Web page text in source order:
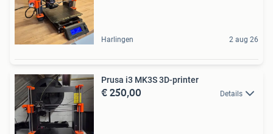
Harlingen 2 aug 26
Prusa i3 MK3S 3D-printer
€ 250,00 Details